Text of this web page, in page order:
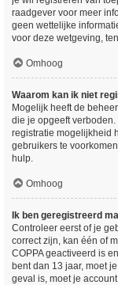
raadgever voor meer
geen wettelijke
voor deze wetgeving,
Omhoog
Waarom kan ik niet
Mogelijk heeft de
die je opgeeft
registratie mogelijkheid
gebruikers te
hulp.
Omhoog
Ik ben geregistreerd
Controleer eerst of je
correct zijn, kan één of
COPPA geactiveerd is
bent dan 13 jaar, moet
geval is, moet je